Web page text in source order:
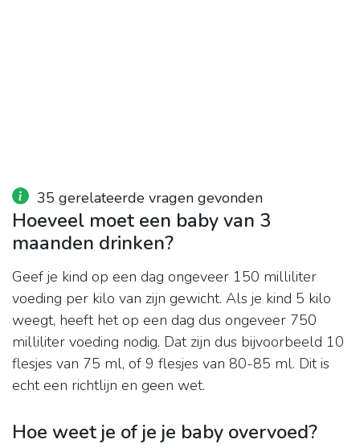
35 gerelateerde vragen gevonden
Hoeveel moet een baby van 3
maanden drinken?
Geef je kind op een dag ongeveer 150 milliliter
voeding per kilo van zijn gewicht. Als je kind 5 kilo
weegt, heeft het op een dag dus ongeveer 750
milliliter voeding nodig. Dat zijn dus bijvoorbeeld 10
flesjes van 75 ml, of 9 flesjes van 80-85 ml. Dit is
echt een richtlijn en geen wet.
Hoe weet je of je je baby overvoed?